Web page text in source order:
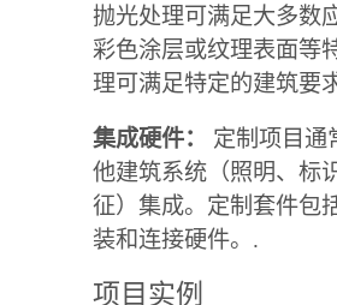
抛光处理可满足大多数
彩色涂层或纹理表面等
理可满足特定的建筑要
集成硬件：
定制项目通
他建筑系统（照明、标
征）集成。定制套件包
装和连接硬件。.
项目实例